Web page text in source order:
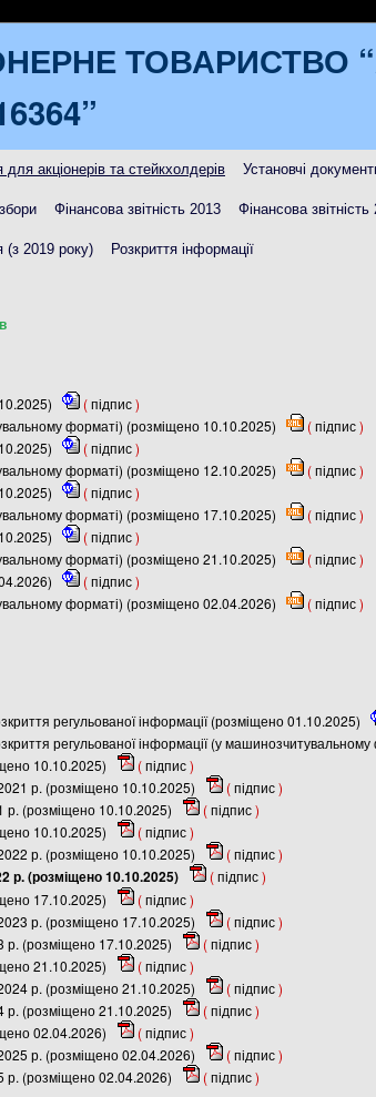
ТОВАРИСТВО
для акціонерів та стейкхолдерів Установчі
Фінансова звітність 2013 Фінансова звітність
(з 2019 року) Розкриття інформації
(підпис)
форматі) (розміщено 10.10.2025)
(підпис)
(підпис)
форматі) (розміщено 12.10.2025)
(підпис)
(підпис)
форматі) (розміщено 17.10.2025)
(підпис)
(підпис)
форматі) (розміщено 21.10.2025)
(підпис)
(підпис)
форматі) (розміщено 02.04.2026)
(підпис)
регульованої інформації (розміщено 01.10.2025)
регульованої інформації (у
10.10.2025)
(підпис)
р. (розміщено 10.10.2025)
(підпис)
р. (розміщено 10.10.2025)
(підпис)
10.10.2025)
(підпис)
р. (розміщено 10.10.2025)
(підпис)
р. (розміщено 10.10.2025) (підпис)
17.10.2025)
(підпис)
р. (розміщено 17.10.2025)
(підпис)
р. (розміщено 17.10.2025)
(підпис)
21.10.2025)
(підпис)
р. (розміщено 21.10.2025)
(підпис)
р. (розміщено 21.10.2025)
(підпис)
02.04.2026)
(підпис)
р. (розміщено 02.04.2026)
(підпис)
р. (розміщено 02.04.2026)
(підпис)